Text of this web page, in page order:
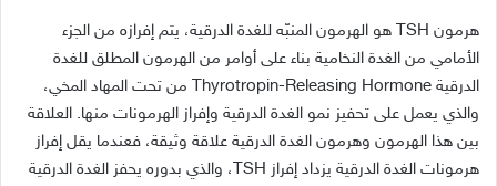
هرمون
هو الهرمون المنبّه للغدة الدرقية، يتم إفرازه من الجزء
الأمامي من الغدة النخامية بناء على أوامر من الهرمون المطلق للغدة
الدرقية
من تحت المهاد المخي،
والذي يعمل على تحفيز نمو الغدة الدرقية وإفراز الهرمونات منها. العلاقة
بين هذا الهرمون وهرمون الغدة الدرقية علاقة وثيقة، فعندما يقل إفراز
هرمونات الغدة الدرقية يزداد إفراز
، والذي بدوره يحفز الغدة الدرقية